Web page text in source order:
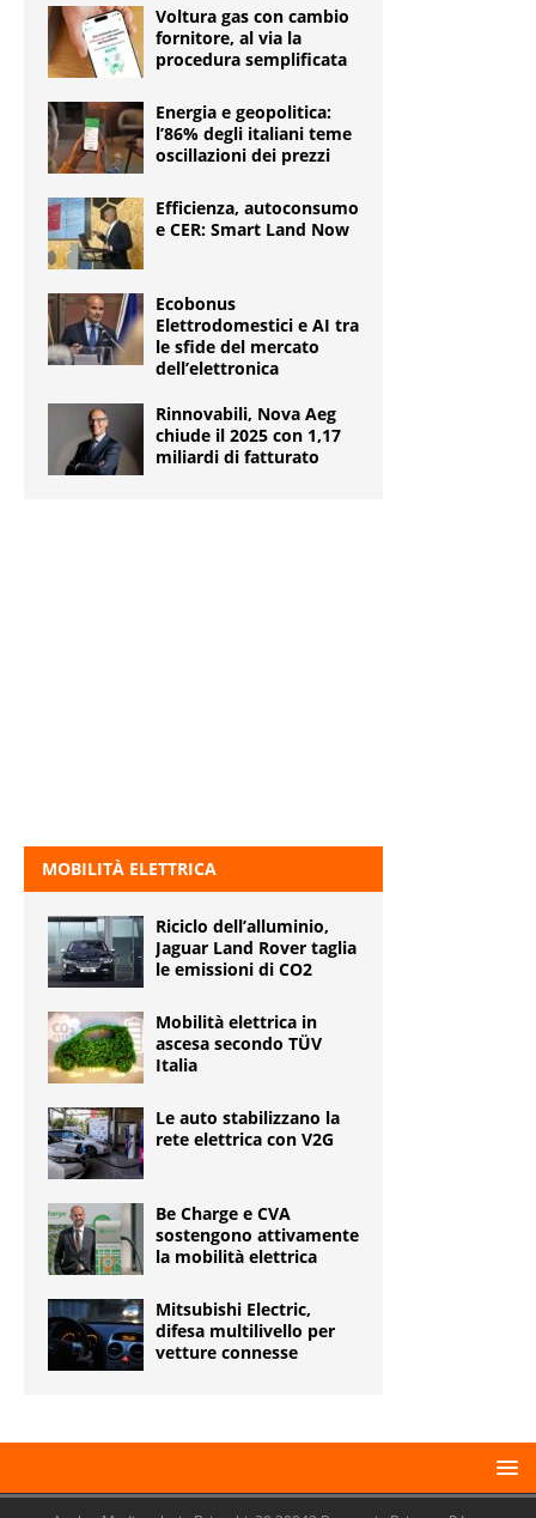
Voltura gas con cambio
fornitore, al via la
procedura semplificata
Energia e geopolitica:
l’86% degli italiani teme
oscillazioni dei prezzi
Efficienza, autoconsumo
e CER: Smart Land Now
Ecobonus
Elettrodomestici e AI tra
le sfide del mercato
dell’elettronica
Rinnovabili, Nova Aeg
chiude il 2025 con 1,17
miliardi di fatturato
MOBILITÀ ELETTRICA
Riciclo dell’alluminio,
Jaguar Land Rover taglia
le emissioni di CO2
Mobilità elettrica in
ascesa secondo TÜV
Italia
Le auto stabilizzano la
rete elettrica con V2G
Be Charge e CVA
sostengono attivamente
la mobilità elettrica
Mitsubishi Electric,
difesa multilivello per
vetture connesse